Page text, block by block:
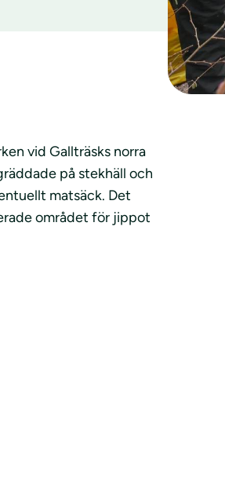
vid Gallträsks norra
på stekhäll och
matsäck. Det
området för jippot